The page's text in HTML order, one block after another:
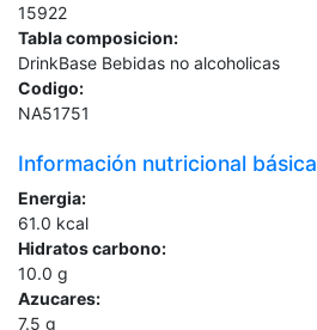
15922
Tabla composicion:
DrinkBase Bebidas no alcoholicas
Codigo:
NA51751
Información nutricional básica
Energia:
61.0 kcal
Hidratos carbono:
10.0 g
Azucares:
7.5 g